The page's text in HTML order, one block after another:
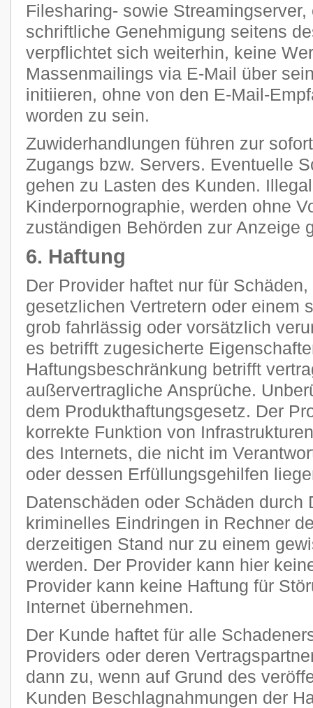
Filesharing- sowie
schriftliche Genehmigung seitens
verpflichtet sich weiterhin, keine
Massenmailings via E-Mail über
initiieren, ohne von den E-Mail-
worden zu sein.
Zuwiderhandlungen führen zur
Zugangs bzw. Servers. Eventuelle
gehen zu Lasten des Kunden.
Kinderpornographie, werden ohne
zuständigen Behörden zur Anzeige
6. Haftung
Der Provider haftet nur für
gesetzlichen Vertretern oder einem
grob fahrlässig oder vorsätzlich
es betrifft zugesicherte
Haftungsbeschränkung betrifft
außervertragliche Ansprüche.
dem Produkthaftungsgesetz. Der
korrekte Funktion von
des Internets, die nicht im
oder dessen Erfüllungsgehilfen
Datenschäden oder Schäden durch
kriminelles Eindringen in Rechner
derzeitigen Stand nur zu einem
werden. Der Provider kann hier
Provider kann keine Haftung für
Internet übernehmen.
Der Kunde haftet für alle
Providers oder deren
dann zu, wenn auf Grund des
Kunden Beschlagnahmungen der